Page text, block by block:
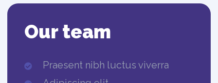
Our team
Praesent nibh luctus viverra